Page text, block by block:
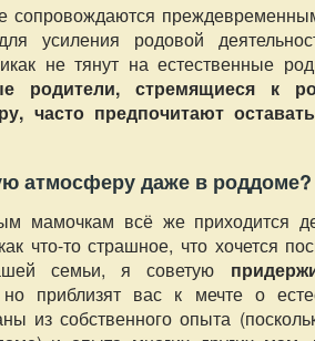
сопровождаются
усиления родовой
не тянут на естественные
родители, стремящиеся к
часто предпочитают
атмосферу даже в роддоме?
мамочкам всё же приходится
что-то страшное, что хочется
семьи, я советую
приблизят вас к мечте о
из собственного опыта